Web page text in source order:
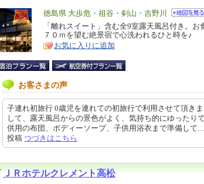
エ
リ
ア
徳島県 大歩危・祖谷・剣山・吉野川
特
徴
「離れスイート」含む全9室露天風呂付き。
７０ｍを望む絶景宿で心洗われるひと時を♪
お気に入りに追加
お客さまの声
子連れ初旅行 0歳児を連れての初旅行で利用させて頂き
して、露天風呂からの景色がよく、気持ち的にゆったり
供用の布団、ボディーソープ、子供用浴衣まで準備し
投稿 つづきはこちら
ＪＲホテルクレメント高松